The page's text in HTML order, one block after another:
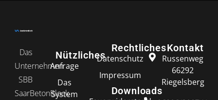
Das
Unternehmen
SBB
SaarBetonBlock
Nützliches
Anfrage
Das
System
Rechtliches
Datenschutz
Impressum
Downloads
Kontakt
Russenweg
66292
Riegelsberg